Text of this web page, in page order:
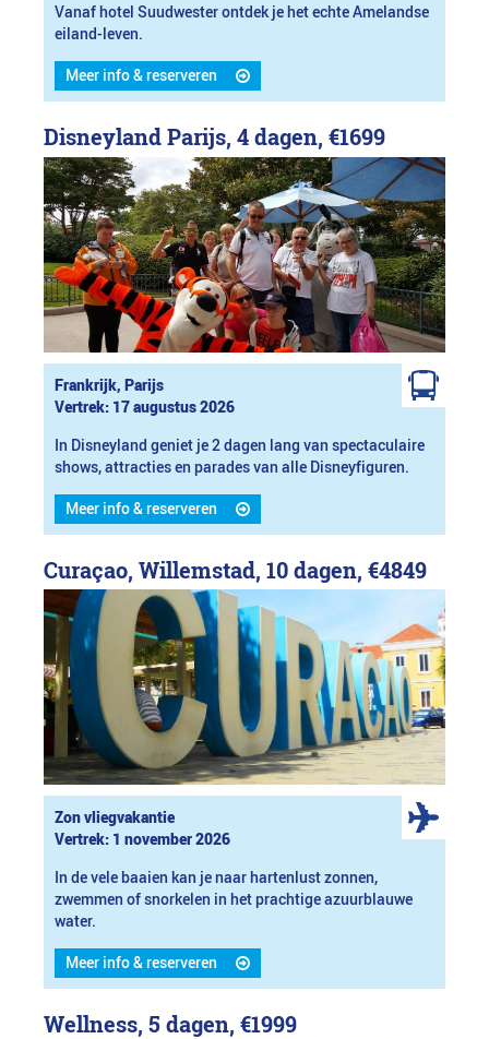
Vanaf hotel Suudwester ontdek je het echte Amelandse
eiland-leven.
Meer info & reserveren
Disneyland Parijs, 4 dagen, €1699
Frankrijk, Parijs
Vertrek: 17 augustus 2026
In Disneyland geniet je 2 dagen lang van spectaculaire
shows, attracties en parades van alle Disneyfiguren.
Meer info & reserveren
Curaçao, Willemstad, 10 dagen, €4849
Zon vliegvakantie
Vertrek: 1 november 2026
In de vele baaien kan je naar hartenlust zonnen,
zwemmen of snorkelen in het prachtige azuurblauwe
water.
Meer info & reserveren
Wellness, 5 dagen, €1999